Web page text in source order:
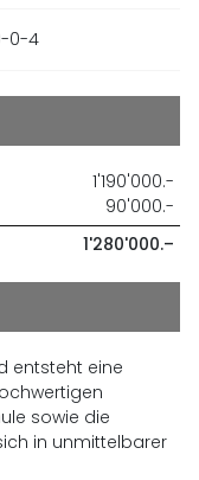
0-4
1'190'000.-
90'000.-
1'280'000.–
entsteht eine
sowie die
in unmittelbarer